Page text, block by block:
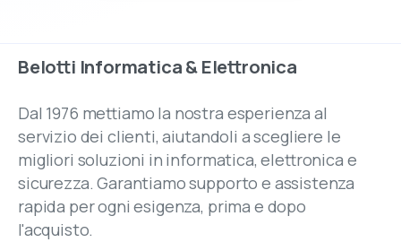
Belotti Informatica&Elettronica
Dal 1976 mettiamo la nostra esperienza al
servizio dei clienti, aiutandoli a scegliere le
migliori soluzioni in informatica, elettronica e
sicurezza. Garantiamo supporto e assistenza
rapida per ogni esigenza, prima e dopo
l'acquisto.